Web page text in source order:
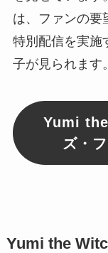
は、ファンの要
特別配信を実施
子が見られます。
Yumi
ズ・
Yumi the